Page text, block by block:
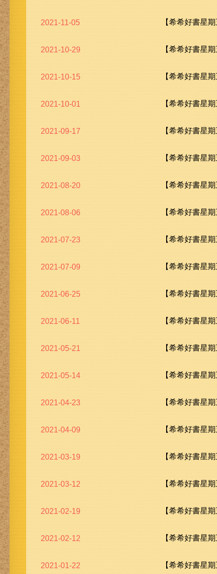
2021-11-05 【希希好書星
2021-10-29 【希希好書星
2021-10-15 【希希好書星
2021-10-01 【希希好書星
2021-09-17 【希希好書星
2021-09-03 【希希好書星
2021-08-20 【希希好書星
2021-08-06 【希希好書星
2021-07-23 【希希好書星
2021-07-09 【希希好書星
2021-06-25 【希希好書星
2021-06-11 【希希好書星
2021-05-21 【希希好書星
2021-05-14 【希希好書星
2021-04-23 【希希好書星
2021-04-09 【希希好書星
2021-03-19 【希希好書星
2021-03-12 【希希好書星
2021-02-19 【希希好書星
2021-02-12 【希希好書星
2021-01-22 【希希好書星